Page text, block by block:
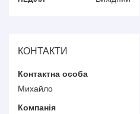
КОНТАКТИ
Михайло